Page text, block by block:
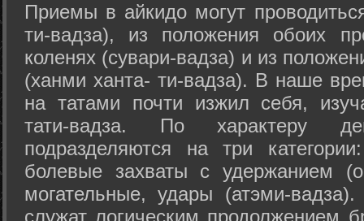
Приемы в айкидо могут
ти-вадза), из положения обоих
коленях (сувари-вадза) и из
(ханми ханта- ти-вадза). В наше
на татами почти изжил себя,
тати-вадза. По характеру
подразделяются на три
болевые захваты с удержанием
могательные, удары (атэми-
служат логическим продолжением